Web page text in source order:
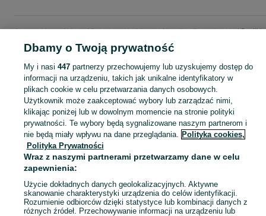
Strona główna Moda Buty damskie Szpilki Szpilki - Dolnośląskie
Szpilki -
Wałbrzych
KATEGORIA
Szeroki wybór szpilek damskich Wałbrzych ▶️ Różne marki, kolory i rozmiary ✅ Nowe i używane w atrakcyjnych cenach ✌ Znajdź oferty na OLX.pl! Zobacz
Mapa kategorii
Mapa miejscowości
Mapa ministron
Popularne wyszukiwania
Dbamy o Twoją prywatność
My i nasi 447partnerzy przechowujemy lub uzyskujemy dostęp do
informacji na urządzeniu, takich jak unikalne identyfikatory w
plikach cookie w celu przetwarzania danych osobowych.
Użytkownik może zaakceptować wybory lub zarządzać nimi,
klikając poniżej lub w dowolnym momencie na stronie polityki
prywatności. Te wybory będą sygnalizowane naszym partnerom i
nie będą miały wpływu na dane przeglądania. Polityka cookies,
Polityka Prywatności
Wraz z naszymi partnerami przetwarzamy dane w celu
zapewnienia:
Użycie dokładnych danych geolokalizacyjnych. Aktywne
skanowanie charakterystyki urządzenia do celów identyfikacji.
Rozumienie odbiorców dzięki statystyce lub kombinacji danych z
różnych źródeł. Przechowywanie informacji na urządzeniu lub